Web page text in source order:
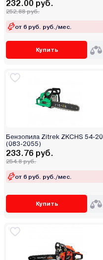
232.00 руб.
252.88 руб.
от 6 руб. руб./мес.
Купить
Бензопила Zitrek ZKCHS 54-20
(083-2055)
233.76 руб.
254.8 руб.
от 6 руб. руб./мес.
Купить